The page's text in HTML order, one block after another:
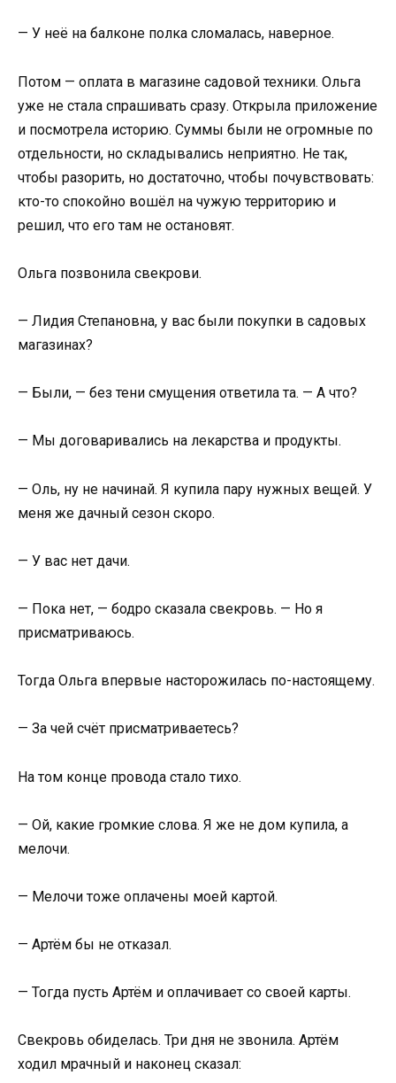
— У неё на балконе полка сломалась, наверное.
Потом — оплата в магазине садовой техники. Ольга
уже не стала спрашивать сразу. Открыла приложение
и посмотрела историю. Суммы были не огромные по
отдельности, но складывались неприятно. Не так,
чтобы разорить, но достаточно, чтобы почувствовать:
кто-то спокойно вошёл на чужую территорию и
решил, что его там не остановят.
Ольга позвонила свекрови.
— Лидия Степановна, у вас были покупки в садовых
магазинах?
— Были, — без тени смущения ответила та. — А что?
— Мы договаривались на лекарства и продукты.
— Оль, ну не начинай. Я купила пару нужных вещей. У
меня же дачный сезон скоро.
— У вас нет дачи.
— Пока нет, — бодро сказала свекровь. — Но я
присматриваюсь.
Тогда Ольга впервые насторожилась по-настоящему.
— За чей счёт присматриваетесь?
На том конце провода стало тихо.
— Ой, какие громкие слова. Я же не дом купила, а
мелочи.
— Мелочи тоже оплачены моей картой.
— Артём бы не отказал.
— Тогда пусть Артём и оплачивает со своей карты.
Свекровь обиделась. Три дня не звонила. Артём
ходил мрачный и наконец сказал: